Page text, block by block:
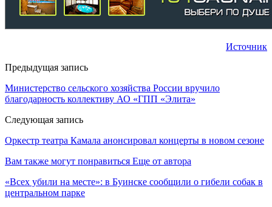
Источник
Предыдущая запись
Министерство сельского хозяйства России вручило
благодарность коллективу АО «ГПП «Элита»
Следующая запись
Оркестр театра Камала анонсировал концерты в новом сезоне
Вам также могут понравиться Еще от автора
«Всех убили на месте»: в Буинске сообщили о гибели собак в
центральном парке